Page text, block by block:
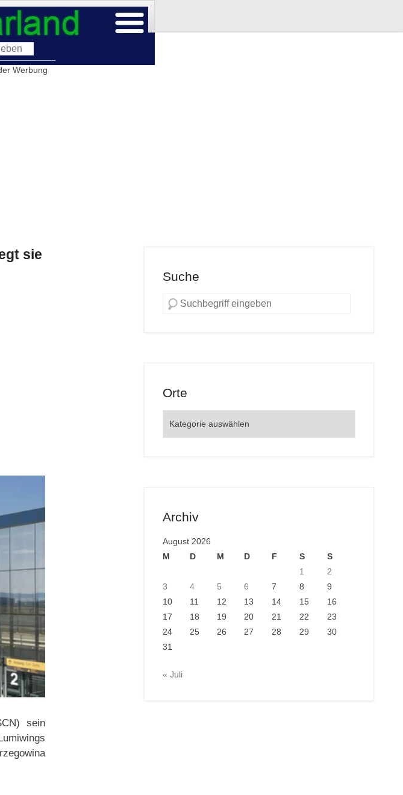
Werbung
sie
sein
Suche
Orte
Archiv
August 2026
M
D M D F S
S
1
2
3
4 5 6 7 8
9
10
11 12 13 14 15
16
17
18 19 20 21 22
23
24
25 26 27 28 29
30
31
« Juli